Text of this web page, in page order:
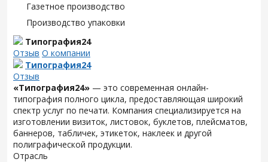
Газетное производство
Производство упаковки
Типография24
Отзыв О компании
Типография24
Отзыв
«Типография24» — это современная онлайн-
типография полного цикла, предоставляющая широкий
спектр услуг по печати. Компания специализируется на
изготовлении визиток, листовок, буклетов, плейсматов,
баннеров, табличек, этикеток, наклеек и другой
полиграфической продукции.
Отрасль